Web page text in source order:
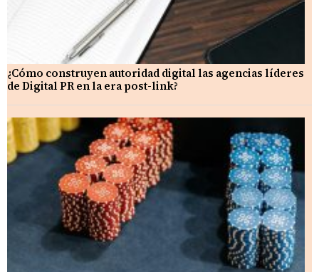
¿Cómo construyen autoridad digital las agencias líderes
de Digital PR en la era post-link?